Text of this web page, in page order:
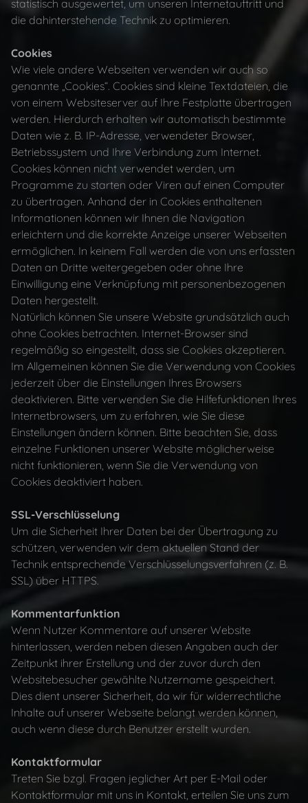
Home
Portfolio
ARCHITEKTURFOTOS
INDUSTRIE & HANDWERK
statistisch ausgewertet, um unseren Internetauftritt und
die dahinterstehende Technik zu optimieren.
Cookies
Wie viele andere Webseiten verwenden wir auch so
genannte „Cookies“. Cookies sind kleine Textdateien, die
von einem Websiteserver auf Ihre Festplatte übertragen
werden. Hierdurch erhalten wir automatisch bestimmte
Daten wie z. B. IP-Adresse, verwendeter Browser,
Betriebssystem und Ihre Verbindung zum Internet.
Cookies können nicht verwendet werden, um
Programme zu starten oder Viren auf einen Computer
zu übertragen. Anhand der in Cookies enthaltenen
Informationen können wir Ihnen die Navigation
erleichtern und die korrekte Anzeige unserer Webseiten
ermöglichen. In keinem Fall werden die von uns erfassten
Daten an Dritte weitergegeben oder ohne Ihre
Einwilligung eine Verknüpfung mit personenbezogenen
Daten hergestellt.
Natürlich können Sie unsere Website grundsätzlich auch
ohne Cookies betrachten. Internet-Browser sind
regelmäßig so eingestellt, dass sie Cookies akzeptieren.
Im Allgemeinen können Sie die Verwendung von Cookies
jederzeit über die Einstellungen Ihres Browsers
deaktivieren. Bitte verwenden Sie die Hilfefunktionen Ihres
Internetbrowsers, um zu erfahren, wie Sie diese
Einstellungen ändern können. Bitte beachten Sie, dass
einzelne Funktionen unserer Website möglicherweise
nicht funktionieren, wenn Sie die Verwendung von
Cookies deaktiviert haben.
SSL-Verschlüsselung
Um die Sicherheit Ihrer Daten bei der Übertragung zu
schützen, verwenden wir dem aktuellen Stand der
Technik entsprechende Verschlüsselungsverfahren (z. B.
SSL) über HTTPS.
Kommentarfunktion
Wenn Nutzer Kommentare auf unserer Website
hinterlassen, werden neben diesen Angaben auch der
Zeitpunkt ihrer Erstellung und der zuvor durch den
Websitebesucher gewählte Nutzername gespeichert.
Dies dient unserer Sicherheit, da wir für widerrechtliche
Inhalte auf unserer Webseite belangt werden können,
auch wenn diese durch Benutzer erstellt wurden.
Kontaktformular
Treten Sie bzgl. Fragen jeglicher Art per E-Mail oder
Kontaktformular mit uns in Kontakt, erteilen Sie uns zum